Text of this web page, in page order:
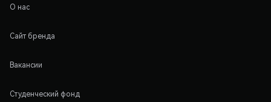
О нас
Сайт бренда
Вакансии
Студенческий фонд